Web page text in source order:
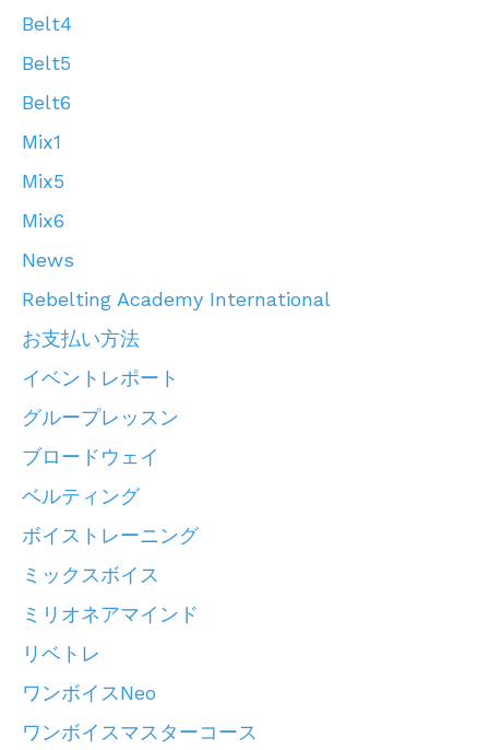
Belt4
Belt5
Belt6
Mix1
Mix5
Mix6
News
Rebelting Academy International
お支払い方法
イベントレポート
グループレッスン
ブロードウェイ
ベルティング
ボイストレーニング
ミックスボイス
ミリオネアマインド
リベトレ
ワンボイスneo
ワンボイスマスターコース